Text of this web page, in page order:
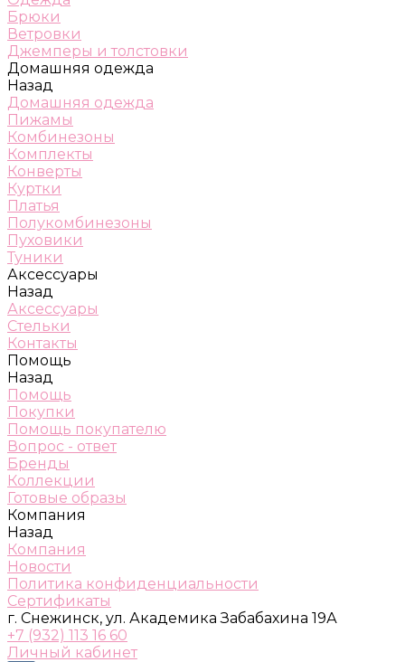
Брюки
Ветровки
Джемперы и толстовки
Домашняя одежда
Назад
Домашняя одежда
Пижамы
Комбинезоны
Комплекты
Конверты
Куртки
Платья
Полукомбинезоны
Пуховики
Туники
Аксессуары
Назад
Аксессуары
Стельки
Контакты
Помощь
Назад
Помощь
Покупки
Помощь покупателю
Вопрос - ответ
Бренды
Коллекции
Готовые образы
Компания
Назад
Компания
Новости
Политика конфиденциальности
Сертификаты
г. Снежинск, ул. Академика Забабахина 19А
+7 (932) 113 16 60
Личный кабинет